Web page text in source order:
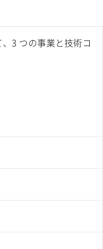
3 つの事業と技術コ